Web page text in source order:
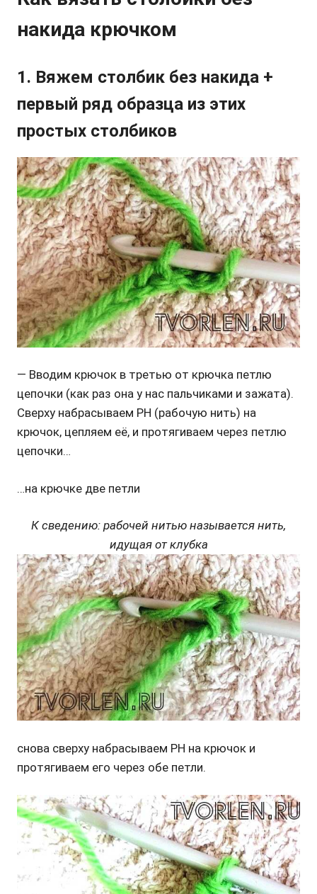
накида крючком
1. Вяжем столбик без накида +
первый ряд образца из этих
простых столбиков
— Вводим крючок в третью от крючка петлю
цепочки (как раз она у нас пальчиками и зажата).
Сверху набрасываем РН (рабочую нить) на
крючок, цепляем её, и протягиваем через петлю
цепочки…
…на крючке две петли
К сведению: рабочей нитью называется нить,
идущая от клубка
снова сверху набрасываем РН на крючок и
протягиваем его через обе петли.